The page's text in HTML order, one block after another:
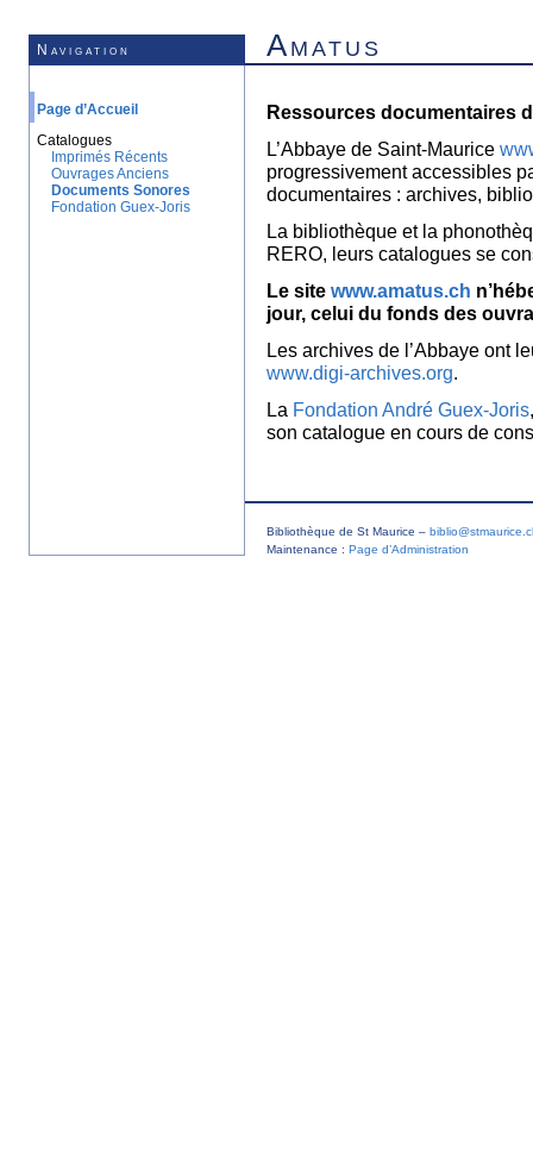
Navigation Amatus
Page d’Accueil
Catalogues
Imprimés Récents
Ouvrages Anciens
Documents Sonores
Fondation Guex-Joris
Ressources documentaires
L’Abbaye de Saint-Maurice
progressivement accessibles
documentaires : archives,
La bibliothèque et la
RERO, leurs catalogues se
Le site www.amatus.ch
jour, celui du fonds des
Les archives de l’Abbaye ont
www.digi-archives.org.
La Fondation André Guex-Joris
son catalogue en cours de
Bibliothèque de St Maurice –
Maintenance : Page d’Administration